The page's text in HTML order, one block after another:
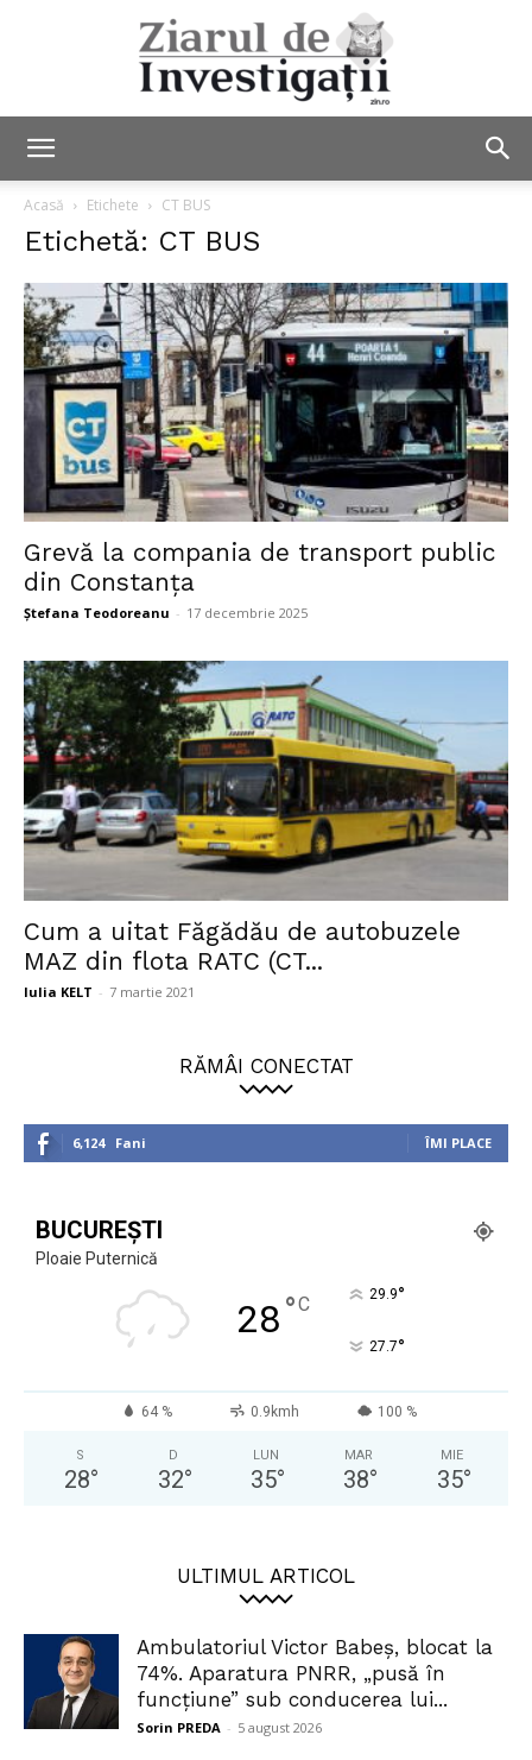
Investigații
Acasă Etichete CT BUS
Etichetă: CT BUS
Grevă la compania de transport public
din Constanța
Ștefana Teodoreanu - 17 decembrie 2025
Cum a uitat Făgădău de autobuzele
MAZ din flota RATC (CT...
Iulia KELT - 7 martie 2021
RĂMÂI CONECTAT
6,124 Fani ÎMI PLACE
BUCUREȘTI
Ploaie Puternică
28°C 29.9°
27.7°
64 % 0.9kmh 100 %
S
28°
D
32°
LUN
35°
MAR
38°
MIE
35°
ULTIMUL ARTICOL
Ambulatoriul Victor Babeș, blocat la
74%. Aparatura PNRR, „pusă în
funcțiune” sub conducerea lui...
Sorin PREDA - 5 august 2026